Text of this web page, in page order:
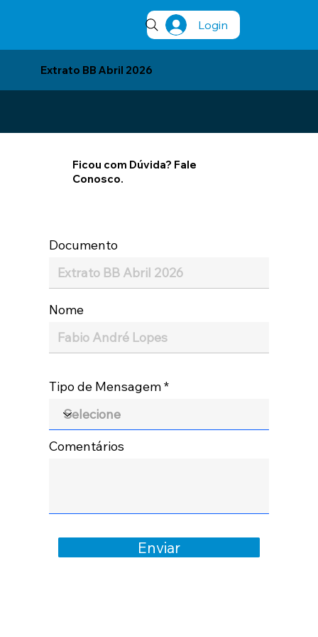
Login
Extrato BB Abril 2026
Ficou com Dúvida? Fale
Conosco.
Documento
Nome
Tipo de Mensagem
Comentários
Enviar